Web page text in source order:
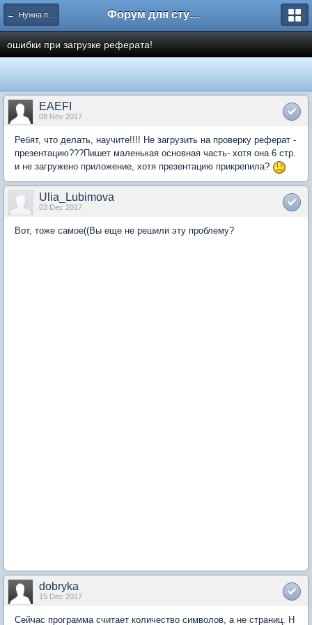
← Нужна помощь Форум для студента СГА
ошибки при загрузке реферата!
EAEFI
08 Nov 2017
Ребят, что делать, научите!!!! Не загрузить на проверку реферат -
презентацию???Пишет маленькая основная часть- хотя она 6 стр.
и не загружено приложение, хотя презентацию прикрепила?
Ulia_Lubimova
03 Dec 2017
Вот, тоже самое((Вы еще не решили эту проблему?
dobryka
15 Dec 2017
Сейчас программа считает количество символов, а не страниц. Н